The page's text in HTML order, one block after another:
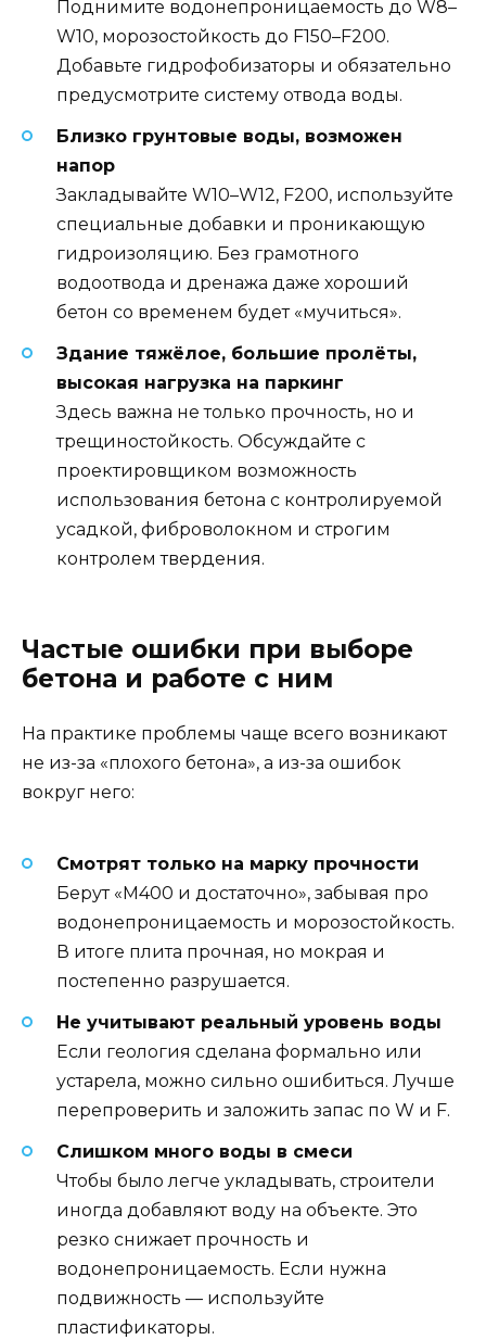
Поднимите водонепроницаемость до W8–
W10, морозостойкость до F150–F200.
Добавьте гидрофобизаторы и обязательно
предусмотрите систему отвода воды.
Близко грунтовые воды, возможен
напор
Закладывайте W10–W12, F200, используйте
специальные добавки и проникающую
гидроизоляцию. Без грамотного
водоотвода и дренажа даже хороший
бетон со временем будет «мучиться».
Здание тяжёлое, большие пролёты,
высокая нагрузка на паркинг
Здесь важна не только прочность, но и
трещиностойкость. Обсуждайте с
проектировщиком возможность
использования бетона с контролируемой
усадкой, фиброволокном и строгим
контролем твердения.
Частые ошибки при выборе
бетона и работе с ним
На практике проблемы чаще всего возникают
не из-за «плохого бетона», а из-за ошибок
вокруг него:
Смотрят только на марку прочности
Берут «М400 и достаточно», забывая про
водонепроницаемость и морозостойкость.
В итоге плита прочная, но мокрая и
постепенно разрушается.
Не учитывают реальный уровень воды
Если геология сделана формально или
устарела, можно сильно ошибиться. Лучше
перепроверить и заложить запас по W и F.
Слишком много воды в смеси
Чтобы было легче укладывать, строители
иногда добавляют воду на объекте. Это
резко снижает прочность и
водонепроницаемость. Если нужна
подвижность — используйте
пластификаторы.